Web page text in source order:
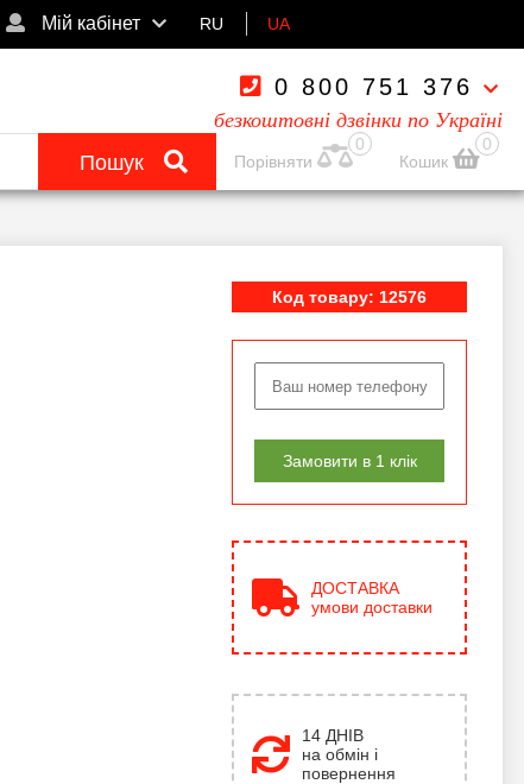
Мій кабінет RU UA
0 800 751 376
безкоштовні дзвінки по Україні
Пошук
0
Порівняти
0
Кошик
Код товару: 12576
Замовити в 1 клік
ДОСТАВКА
умови доставки
14 ДНІВ
на обмін і
повернення